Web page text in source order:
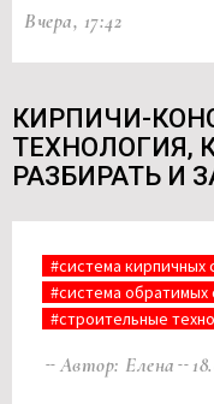
Вчера, 17:42
КИРПИЧИ-
ТЕХНОЛОГИЯ,
РАЗБИРАТЬ И
#система кирпичных
#система
#строительные
Автор: Елена